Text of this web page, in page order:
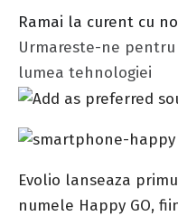
Ramai la curent cu
Urmareste-ne
lumea tehnologiei
Evolio lanseaza
numele Happy GO,